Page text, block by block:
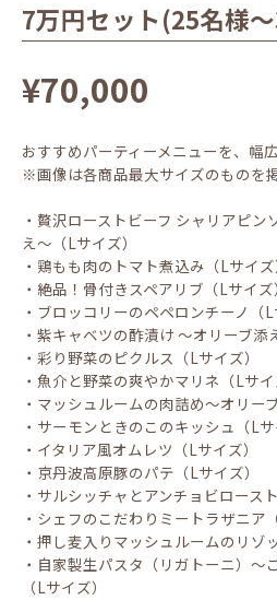
7万円セット(25名様
¥70,000
おすすめパーティーメニューを、幅
※画像は各商品最大サイズのものを
・贅沢ローストビーフ シャリアピン
え～（Lサイズ）
・鶏もも肉のトマト煮込み（Lサイズ
・絶品！骨付きスペアリブ（Lサイズ）
・ブロッコリーのペペロンチーノ（L
・紫キャベツの酢漬け ～オリーブ添
・彩り野菜のピクルス（Lサイズ）
・魚介と野菜の爽やかマリネ（Lサイ
・マッシュルームの肉詰め～オリー
・サーモンときのこのキッシュ（Lサ
・イタリア風オムレツ（Lサイズ）
・京丹波高原豚のパテ（Lサイズ）
・サルシッチャとアンチョビロース
・シェフのこだわりミートラザニア
・押し麦入りマッシュルームのリゾ
・自家製生パスタ（リガトーニ）～
（Lサイズ）